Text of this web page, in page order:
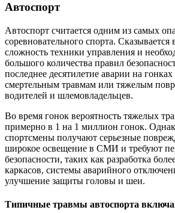
Автоспорт
Автоспорт считается одним из самых
соревновательного спорта. Сказывается
сложность техники управления и
большого количества правил
последнее десятилетие аварии на
смертельным травмам или тяжелым
водителей и шлемовладельцев.
Во время гонок вероятность тяжелых
примерно в 1 на 1 миллион гонок.
спортсмены получают серьезные
широкое освещение в СМИ и требуют
безопасности, таких как разработка
каркасов, системы аварийного
улучшение защиты головы и шеи.
Типичные травмы автоспорта